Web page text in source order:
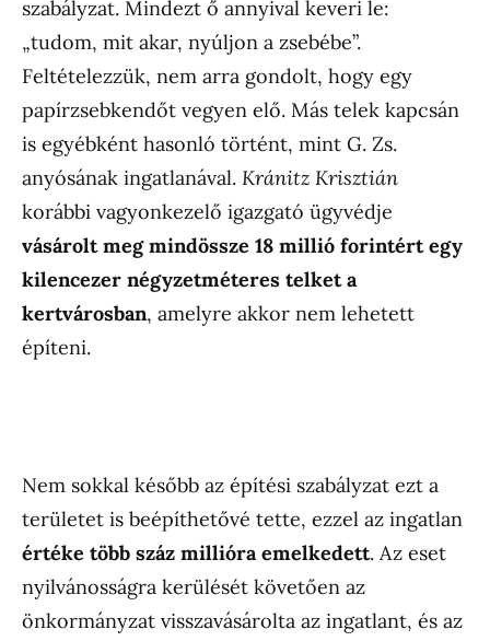
szabályzat. Mindezt ő annyival keveri le:
„tudom, mit akar, nyúljon a zsebébe”.
Feltételezzük, nem arra gondolt, hogy egy
papírzsebkendőt vegyen elő. Más telek kapcsán
is egyébként hasonló történt, mint G. Zs.
anyósának ingatlanával. Kránitz Krisztián
korábbi vagyonkezelő igazgató ügyvédje
vásárolt meg mindössze 18 millió forintért egy
kilencezer négyzetméteres telket a
kertvárosban, amelyre akkor nem lehetett
építeni.
Nem sokkal később az építési szabályzat ezt a
területet is beépíthetővé tette, ezzel az ingatlan
értéke több száz millióra emelkedett. Az eset
nyilvánosságra kerülését követően az
önkormányzat visszavásárolta az ingatlant, és az